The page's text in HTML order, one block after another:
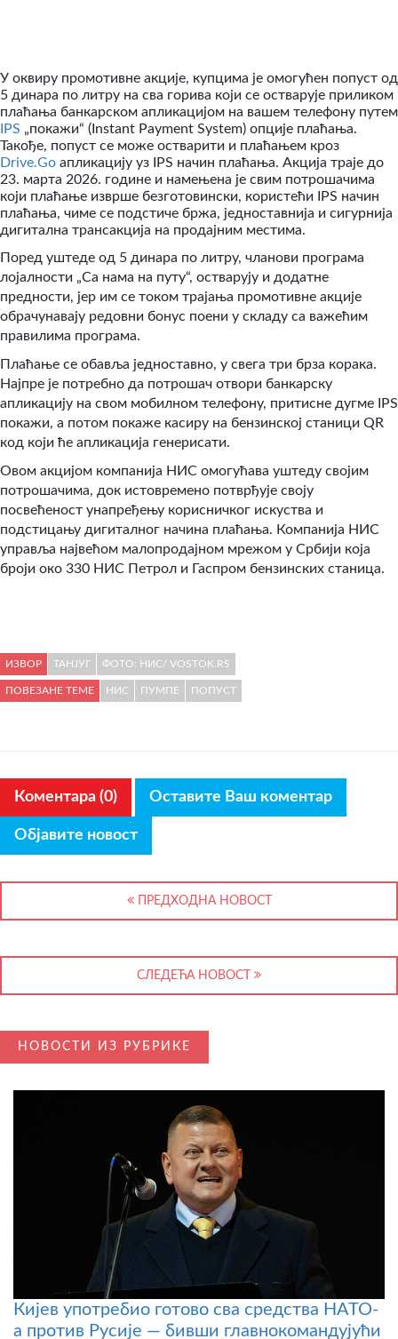
У оквиру промотивне акције, купцима је омогућен попуст од
5 динара по литру на сва горива који се остварује приликом
плаћања банкарском апликацијом на вашем телефону путем
IPS „покажи“ ( Instant Payment System) опције плаћања.
Такође, попуст се може остварити и плаћањем кроз
Drive.Go апликацију уз IPS начин плаћања. Акција траје до
23. марта 2026. године и намењена је свим потрошачима
који плаћање изврше безготовински, користећи
IPS начин
плаћања, чиме се подстиче бржа, једноставнија и сигурнија
дигитална трансакција на продајним местима.
Поред уштеде од 5 динара по литру, чланови програма
лојалности „Са нама на путу“, остварују и додатне
предности, јер им се током трајања промотивне акције
обрачунавају редовни бонус поени у складу са важећим
правилима програма.
Плаћање се обавља једноставно, у свега три брза корака.
Најпре је потребно да потрошач отвори банкарску
апликацију на свом мобилном телефону, притисне дугме
IPS
покажи, а потом покаже касиру на бензинској станици QR
код који ће апликација генерисати.
Овом акцијом компанија НИС омогућава уштеду својим
потрошачима, док истовремено потврђује своју
посвећеност унапређењу корисничког искуства и
подстицању дигиталног начина плаћања. Компанија НИС
управља највећом малопродајном мрежом у Србији која
броји око 330 НИС Петрол и Гаспром бензинских станица.
ИЗВОР ТАНЈУГ ФОТО: НИС/ VOSTOK.RS
ПОВЕЗАНЕ ТЕМЕ НИС ПУМПЕ ПОПУСТ
Коментара (0) Оставите Ваш коментар
Објавите новост
ПРЕДХОДНА НОВОСТ
СЛЕДЕЋА НОВОСТ
НОВОСТИ ИЗ РУБРИКЕ
Кијев употребио готово сва средства НАТО-
а против Русије — бивши главнокомандујући